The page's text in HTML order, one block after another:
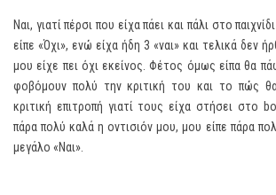
Ναι, γιατί πέρσι που είχα πάει και πάλι στο
είπε «Όχι», ενώ είχα ήδη 3 «ναι» και τελικά δεν
μου είχε πει όχι εκείνος. Φέτος όμως είπα θα
φοβόμουν πολύ την κριτική του και το πώς
κριτική επιτροπή γιατί τους είχα στήσει στο
πάρα πολύ καλά η οντισιόν μου, μου είπε πάρα
μεγάλο «Ναι».